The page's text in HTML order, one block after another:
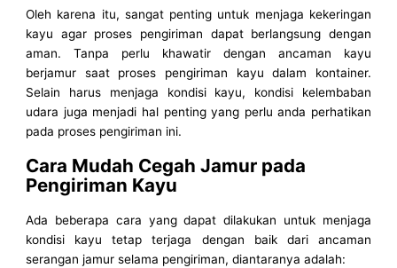
Oleh karena itu, sangat penting untuk menjaga kekeringan
kayu agar proses pengiriman dapat berlangsung dengan
aman. Tanpa perlu khawatir dengan ancaman kayu
berjamur saat proses pengiriman kayu dalam kontainer.
Selain harus menjaga kondisi kayu, kondisi kelembaban
udara juga menjadi hal penting yang perlu anda perhatikan
pada proses pengiriman ini.
Cara Mudah Cegah Jamur pada
Pengiriman Kayu
Ada beberapa cara yang dapat dilakukan untuk menjaga
kondisi kayu tetap terjaga dengan baik dari ancaman
serangan jamur selama pengiriman, diantaranya adalah: